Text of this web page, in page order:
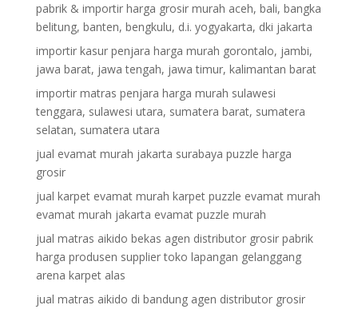
pabrik & importir harga grosir murah aceh, bali, bangka
belitung, banten, bengkulu, d.i. yogyakarta, dki jakarta
importir kasur penjara harga murah gorontalo, jambi,
jawa barat, jawa tengah, jawa timur, kalimantan barat
importir matras penjara harga murah sulawesi
tenggara, sulawesi utara, sumatera barat, sumatera
selatan, sumatera utara
jual evamat murah jakarta surabaya puzzle harga
grosir
jual karpet evamat murah karpet puzzle evamat murah
evamat murah jakarta evamat puzzle murah
jual matras aikido bekas agen distributor grosir pabrik
harga produsen supplier toko lapangan gelanggang
arena karpet alas
jual matras aikido di bandung agen distributor grosir